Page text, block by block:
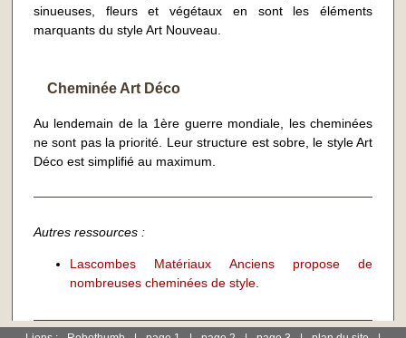
sinueuses, fleurs et végétaux en sont les éléments
marquants du style Art Nouveau.
Cheminée Art Déco
Au lendemain de la 1ère guerre mondiale, les cheminées
ne sont pas la priorité. Leur structure est sobre, le style Art
Déco est simplifié au maximum.
Autres ressources :
Lascombes Matériaux Anciens propose de
nombreuses cheminées de style.